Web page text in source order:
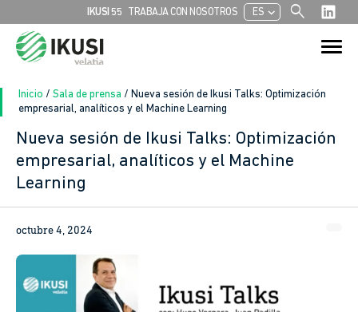
IKUSI 55 TRABAJA CON NOSOTROS ESchevron_left search
Buscar:
Botón de
Inicio / Sala de prensa / Nueva sesión de Ikusi Talks: Optimización
empresarial, analíticos y el Machine Learning
Nueva sesión de Ikusi Talks: Optimización
empresarial, analíticos y el Machine
Learning
octubre 4, 2024